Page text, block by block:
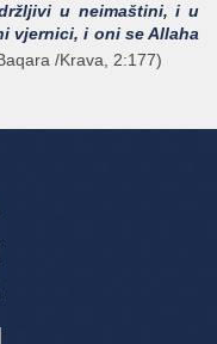
u neimaštini, i u
vjernici, i oni se Allaha
/Krava, 2:177)